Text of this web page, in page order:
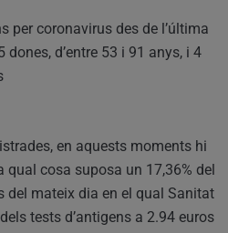
per coronavirus des de l’última
d’entre 53 i 91 anys, i 4
en aquests moments hi
qual cosa suposa un 17,36% del
del mateix dia en el qual Sanitat
tests d’antigens a 2.94 euros